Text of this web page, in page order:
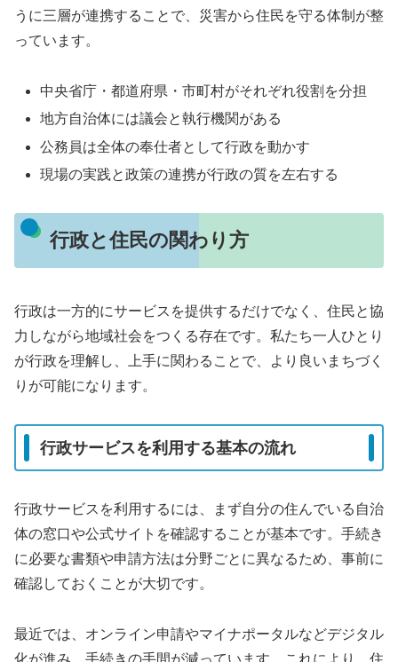
うに三層が連携することで、災害から住民を守る体制が整
っています。
中央省庁・都道府県・市町村がそれぞれ役割を分担
地方自治体には議会と執行機関がある
公務員は全体の奉仕者として行政を動かす
現場の実践と政策の連携が行政の質を左右する
行政と住民の関わり方
行政は一方的にサービスを提供するだけでなく、住民と協
力しながら地域社会をつくる存在です。私たち一人ひとり
が行政を理解し、上手に関わることで、より良いまちづく
りが可能になります。
行政サービスを利用する基本の流れ
行政サービスを利用するには、まず自分の住んでいる自治
体の窓口や公式サイトを確認することが基本です。手続き
に必要な書類や申請方法は分野ごとに異なるため、事前に
確認しておくことが大切です。
最近では、オンライン申請やマイナポータルなどデジタル
化が進み、手続きの手間が減っています。これにより、住